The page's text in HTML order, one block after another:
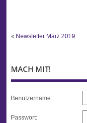
« Newsletter März 2019
MACH MIT!
Benutzername:
Passwort: